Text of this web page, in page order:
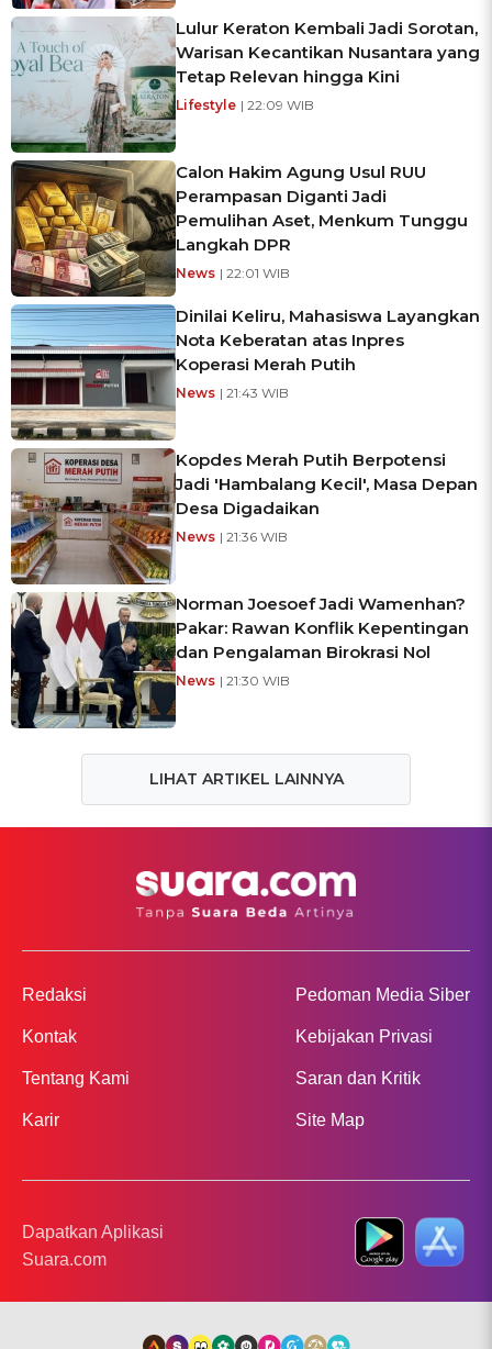
Lulur Keraton Kembali Jadi Sorotan,
Warisan Kecantikan Nusantara yang
Tetap Relevan hingga Kini
Lifestyle | 22:09 WIB
Calon Hakim Agung Usul RUU
Perampasan Diganti Jadi
Pemulihan Aset, Menkum Tunggu
Langkah DPR
News | 22:01 WIB
Dinilai Keliru, Mahasiswa Layangkan
Nota Keberatan atas Inpres
Koperasi Merah Putih
News | 21:43 WIB
Kopdes Merah Putih Berpotensi
Jadi 'Hambalang Kecil', Masa Depan
Desa Digadaikan
News | 21:36 WIB
Norman Joesoef Jadi Wamenhan?
Pakar: Rawan Konflik Kepentingan
dan Pengalaman Birokrasi Nol
News | 21:30 WIB
LIHAT ARTIKEL LAINNYA
Redaksi
Kontak
Tentang Kami
Karir
Pedoman Media Siber
Kebijakan Privasi
Saran dan Kritik
Site Map
Dapatkan Aplikasi
Suara.com